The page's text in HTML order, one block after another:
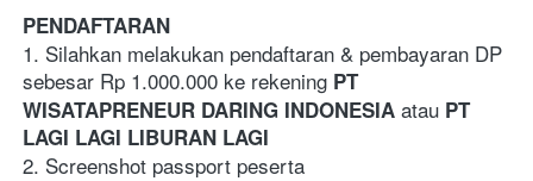
PENDAFTARAN
1. Silahkan melakukan pendaftaran & pembayaran DP
sebesar Rp 1.000.000 ke rekening PT
WISATAPRENEUR DARING INDONESIA atau PT
LAGI LAGI LIBURAN LAGI
2. Screenshot passport peserta